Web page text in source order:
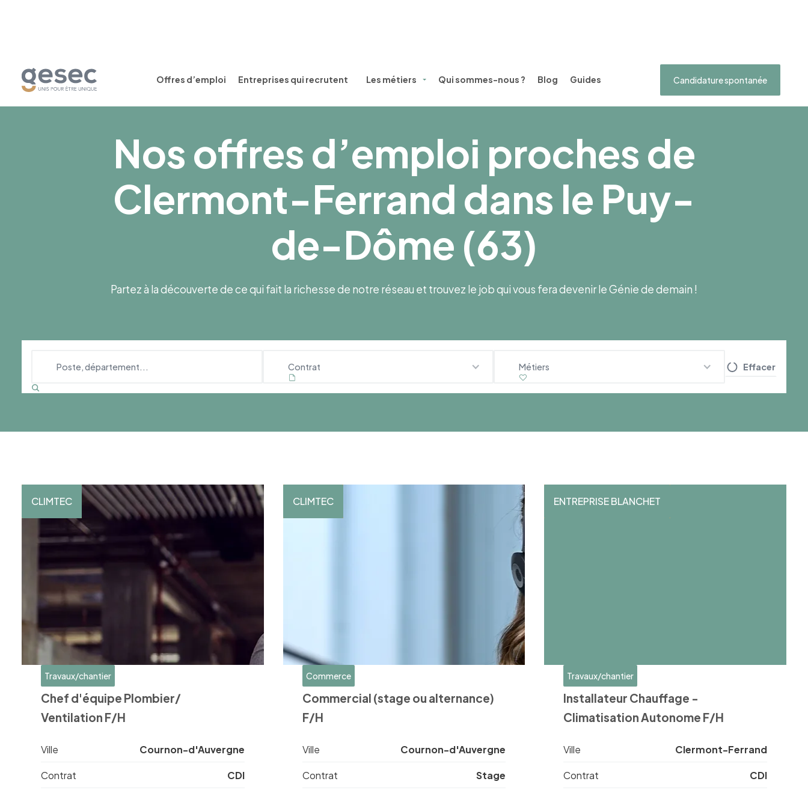
Offres d’emploi Entreprises qui recrutent Les métiers Qui sommes-nous ? Blog Guides Candidature spontanée
Nos offres d’emploi proches de
Clermont-Ferrand dans le Puy-
de-Dôme (63)
Partez à la découverte de ce qui fait la richesse de notre réseau et trouvez le job qui vous fera devenir le Génie de demain !
Contrat Métiers Effacer
CLIMTEC
Travaux/chantier
Chef d'équipe Plombier/
Ventilation F/H
Ville Cournon-d'Auvergne
Contrat CDI
CLIMTEC
Commerce
Commercial (stage ou alternance)
F/H
Ville Cournon-d'Auvergne
Contrat Stage
ENTREPRISE BLANCHET
Travaux/chantier
Installateur Chauffage -
Climatisation Autonome F/H
Ville Clermont-Ferrand
Contrat CDI